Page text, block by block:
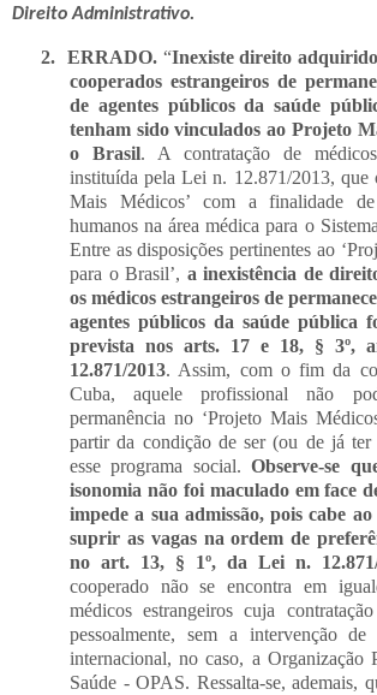
Direito Administrativo.
2. ERRADO. “Inexiste direito
cooperados estrangeiros de
de agentes públicos da saúde
tenham sido vinculados ao Projeto
o Brasil. A contratação de
instituída pela Lei n. 12.871/2013, que
Mais Médicos’ com a finalidade
humanos na área médica para o
Entre as disposições pertinentes ao
para o Brasil’, a inexistência de
os médicos estrangeiros de
agentes públicos da saúde pública
prevista nos arts. 17 e 18, § 3º,
12.871/2013. Assim, com o fim da
Cuba, aquele profissional não
permanência no ‘Projeto Mais
partir da condição de ser (ou de já
esse programa social.Observe-se
isonomia não foi maculado em face
impede a sua admissão, pois cabe
suprir as vagas na ordem de
no art. 13, § 1º, da Lei n. 12.871/
cooperado não se encontra em
médicos estrangeiros cuja
pessoalmente, sem a intervenção de
internacional, no caso, a Organização
Saúde - OPAS. Ressalta-se, ademais,